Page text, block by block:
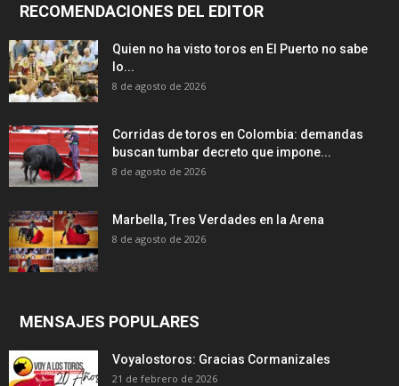
RECOMENDACIONES DEL EDITOR
Quien no ha visto toros en El Puerto no sabe
lo...
8 de agosto de 2026
Corridas de toros en Colombia: demandas
buscan tumbar decreto que impone...
8 de agosto de 2026
Marbella, Tres Verdades en la Arena
8 de agosto de 2026
MENSAJES POPULARES
Voyalostoros: Gracias Cormanizales
21 de febrero de 2026